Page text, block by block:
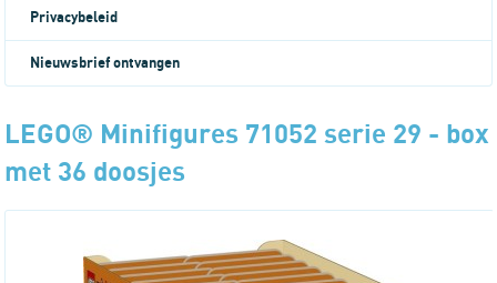
Privacybeleid
Nieuwsbrief ontvangen
LEGO® Minifigures 71052 serie 29 - box
met 36 doosjes